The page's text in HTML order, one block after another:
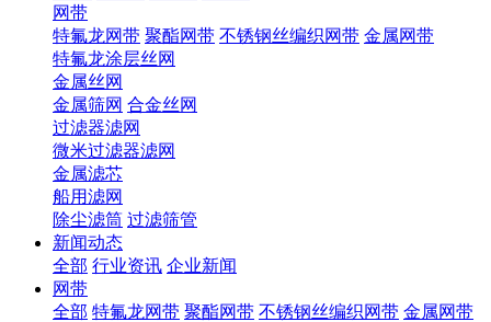
网带
特氟龙网带 聚酯网带 不锈钢丝编织网带 金属网带
特氟龙涂层丝网
金属丝网
金属筛网 合金丝网
过滤器滤网
微米过滤器滤网
金属滤芯
船用滤网
除尘滤筒 过滤筛管
新闻动态
全部 行业资讯 企业新闻
网带
全部 特氟龙网带 聚酯网带 不锈钢丝编织网带 金属网带